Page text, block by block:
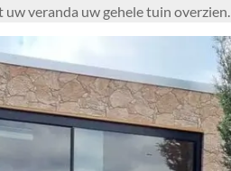
veranda uw gehele tuin overzien.